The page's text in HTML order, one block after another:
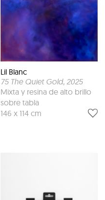
Lil Blanc
75 The Quiet Gold, 2025
Mixta y resina de alto brillo
sobre tabla
146 x 114 cm